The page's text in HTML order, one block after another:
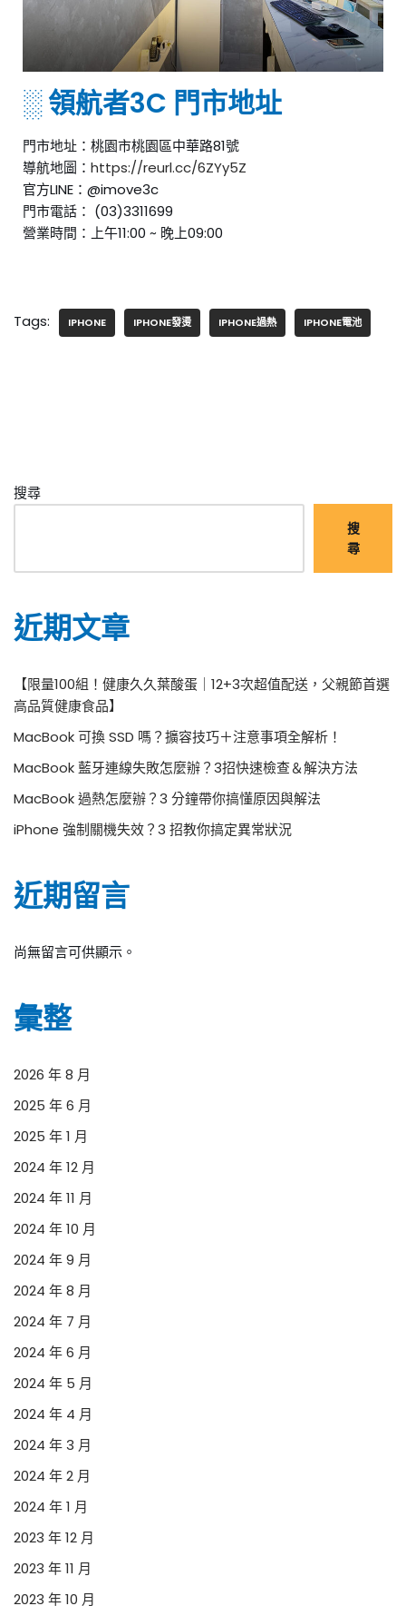
░ 領航者3C 門市地址
門市地址：桃園市桃園區中華路81號
導航地圖： https://reurl.cc/6ZYy5Z
官方LINE：@imove3c
門市電話： (03)3311699
營業時間：上午11:00 ~ 晚上09:00
Tags: IPHONE IPHONE發燙 IPHONE過熱 IPHONE電池
搜尋
搜
尋
近期文章
【限量100組！健康久久葉酸蛋｜12+3次超值配送，父親節首選
高品質健康食品】
MacBook 可換 SSD 嗎？擴容技巧＋注意事項全解析！
MacBook 藍牙連線失敗怎麼辦？3招快速檢查＆解決方法
MacBook 過熱怎麼辦？3 分鐘帶你搞懂原因與解法
iPhone 強制關機失效？3 招教你搞定異常狀況
近期留言
尚無留言可供顯示。
彙整
2026 年 8 月
2025 年 6 月
2025 年 1 月
2024 年 12 月
2024 年 11 月
2024 年 10 月
2024 年 9 月
2024 年 8 月
2024 年 7 月
2024 年 6 月
2024 年 5 月
2024 年 4 月
2024 年 3 月
2024 年 2 月
2024 年 1 月
2023 年 12 月
2023 年 11 月
2023 年 10 月